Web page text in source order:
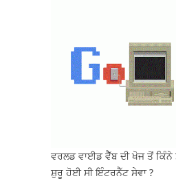
ਵਰਲਡ ਵਾਈਡ ਵੈੱਬ ਦੀ ਖੋਜ ਤੋਂ ਕਿੰਨੇ
ਸ਼ੁਰੂ ਹੋਈ ਸੀ ਇੰਟਰਨੈੱਟ ਸੇਵਾ ?